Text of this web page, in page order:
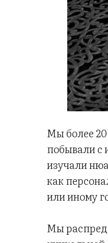
Мы более
побывали с
изучали
как
или иному
Мы